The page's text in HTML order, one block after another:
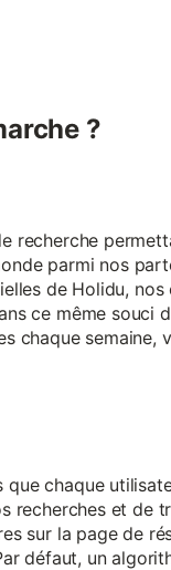
?
recherche
parmi nos
de Holidu,
ce même souci
chaque
que chaque
recherches et de
sur la page de
défaut, un